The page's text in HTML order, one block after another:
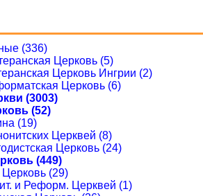
(336)
Церковь (5)
Церковь Ингрии (2)
Церковь (6)
(3003)
(52)
(19)
Церквей (8)
Церковь (24)
(449)
(29)
и Реформ. Церквей (1)